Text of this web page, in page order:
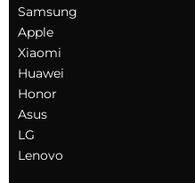
Samsung
Apple
Xiaomi
Huawei
Honor
Asus
LG
Lenovo